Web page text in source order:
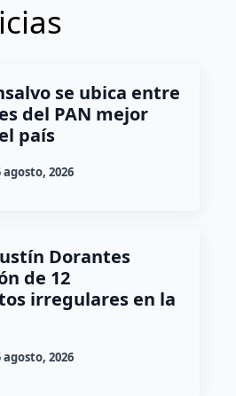
se ubica entre
del PAN mejor
país
agosto, 2026
Dorantes
de 12
irregulares en la
agosto, 2026